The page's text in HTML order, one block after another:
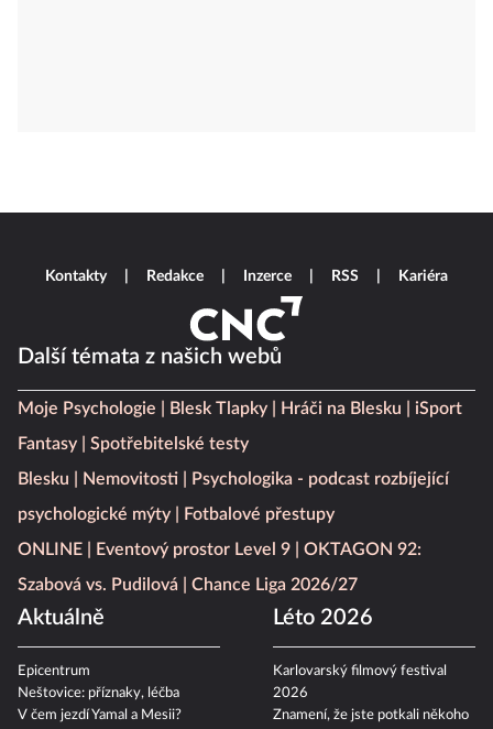
Další témata z našich webů
Moje Psychologie Blesk Tlapky Hráči na Blesku
iSport
Fantasy
Spotřebitelské testy
Blesku
Nemovitosti
Psychologika - podcast rozbíjející
psychologické mýty
Fotbalové přestupy
ONLINE
Eventový prostor Level 9
OKTAGON 92:
Szabová vs. Pudilová
Chance Liga 2026/27
Aktuálně
Epicentrum
Neštovice: příznaky, léčba
V čem jezdí Yamal a Mesii?
Léto 2026
Karlovarský filmový festival
2026
Znamení, že jste potkali někoho
Kontakty Redakce Inzerce RSS Kariéra